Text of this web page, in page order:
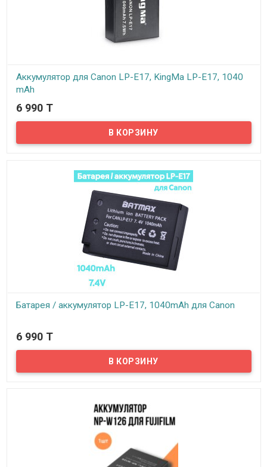
Аккумулятор для Canon LP-E17, KingMa LP-E17, 1040
mAh
В наличии
Представляем Вашему вниманию Аккумулятор для Canon LP-E17,
6 990 T
Батарея / аккумулятор LP-E17, 1040mAh для Canon
750D 760D 77D X8I рассчитан на продолжительную работу.
6 990 T